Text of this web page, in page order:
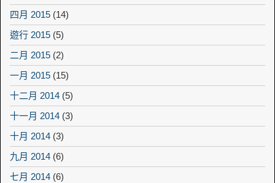
四月 2015 (14)
遊行 2015 (5)
二月 2015 (2)
一月 2015 (15)
十二月 2014 (5)
十一月 2014 (3)
十月 2014 (3)
九月 2014 (6)
七月 2014 (6)